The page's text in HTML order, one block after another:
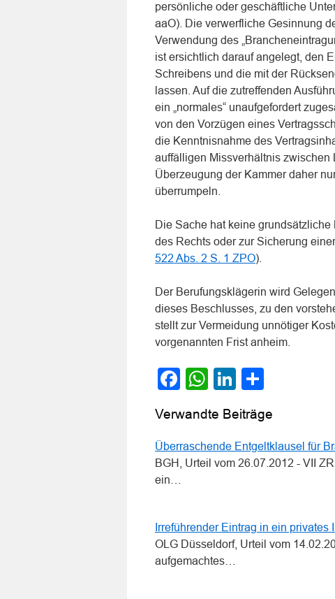
persönliche oder geschäftliche
aaO). Die verwerfliche Gesinnung
Verwendung des
ist ersichtlich darauf angelegt, den
Schreibens und die mit der
lassen. Auf die zutreffenden
ein „normales“ unaufgefordert
von den Vorzügen eines
die Kenntnisnahme des
auffälligen Missverhältnis zwischen
Überzeugung der Kammer daher
überrumpeln.
Die Sache hat keine
des Rechts oder zur Sicherung
522 Abs. 2 S. 1 ZPO).
Der Berufungsklägerin wird
dieses Beschlusses, zu den
stellt zur Vermeidung unnötiger
vorgenannten Frist anheim.
Facebook
WhatsApp
LinkedIn
Verwandte Beiträge
Überraschende Entgeltklausel für
BGH, Urteil vom 26.07.2012 - VII
ein…
Irreführender Eintrag in ein
OLG Düsseldorf, Urteil vom
aufgemachtes…